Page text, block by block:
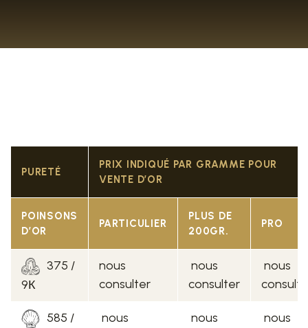
PURETÉ
PRIX INDIQUÉ PAR GRAMME POUR
VENTE D’OR
POINSONS
D’OR
PARTICULIER
PLUS DE
200GR.
PRO
375 /
9К
nous
consulter
nous
consulter
nous
585 /
nous
nous
nous